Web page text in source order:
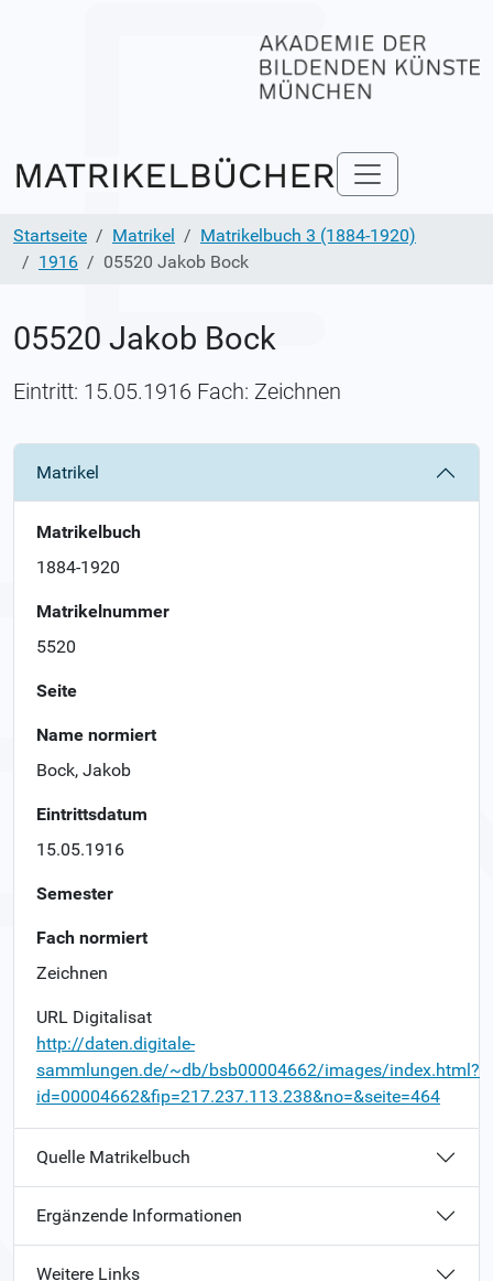
Startseite Matrikel
Matrikelbuch 3 (1884-1920)
1916
05520 Jakob Bock
05520 Jakob Bock
Eintritt: 15.05.1916 Fach: Zeichnen
Matrikel
Matrikelbuch
1884-1920
Matrikelnummer
5520
Seite
Name normiert
Bock, Jakob
Eintrittsdatum
15.05.1916
Semester
Fach normiert
Zeichnen
URL Digitalisat
http://daten.digitale-
sammlungen.de/~db/bsb00004662/images/index.html?
id=00004662&fip=217.237.113.238&no=&seite=464
Quelle Matrikelbuch
Ergänzende Informationen
Weitere Links